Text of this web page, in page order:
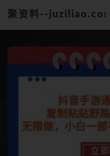
聚资料--